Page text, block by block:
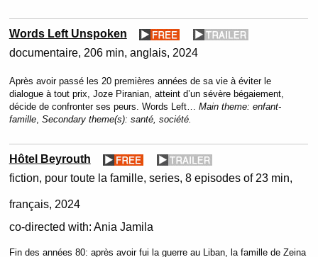
Words Left Unspoken
documentaire 206 min anglais 2024
Après avoir passé les 20 premières années de sa vie à éviter le
dialogue à tout prix, Joze Piranian, atteint d’un sévère bégaiement,
décide de confronter ses peurs. Words Left… Main theme: enfant-
famille, Secondary theme(s): santé, société.
Hôtel Beyrouth
fiction pour toute la famille series 8 episodes of 23 min
français 2024
co-directed with: Ania Jamila
Fin des années 80: après avoir fui la guerre au Liban, la famille de Zeina